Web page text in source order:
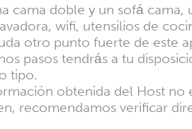
cama doble y un sofá
wifi, utensilios de
otro punto fuerte de
pasos tendrás a tu
tipo.
obtenida del Host
recomendamos verificar